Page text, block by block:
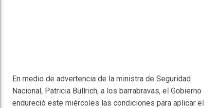
En medio de advertencia de la ministra de Seguridad
Nacional, Patricia Bullrich, a los barrabravas, el Gobierno
endureció este miércoles las condiciones para aplicar el